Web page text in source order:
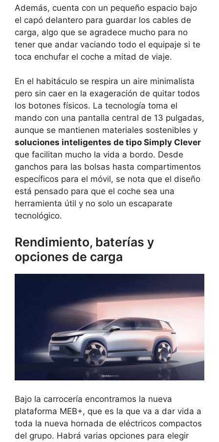
Además, cuenta con un pequeño espacio bajo
el capó delantero para guardar los cables de
carga, algo que se agradece mucho para no
tener que andar vaciando todo el equipaje si te
toca enchufar el coche a mitad de viaje.
En el habitáculo se respira un aire minimalista
pero sin caer en la exageración de quitar todos
los botones físicos. La tecnología toma el
mando con una pantalla central de 13 pulgadas,
aunque se mantienen materiales sostenibles y
soluciones inteligentes de tipo Simply Clever
que facilitan mucho la vida a bordo. Desde
ganchos para las bolsas hasta compartimentos
específicos para el móvil, se nota que el diseño
está pensado para que el coche sea una
herramienta útil y no solo un escaparate
tecnológico.
Rendimiento, baterías y
opciones de carga
Bajo la carrocería encontramos la nueva
plataforma MEB+, que es la que va a dar vida a
toda la nueva hornada de eléctricos compactos
del grupo. Habrá varias opciones para elegir